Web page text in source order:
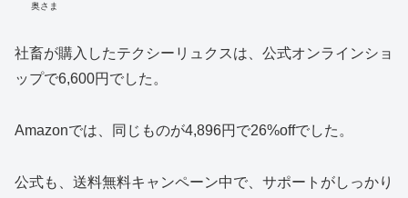
奥さま
社畜が購入したテクシーリュクスは、公式オンラインショ
ップで6,600円でした。
Amazonでは、同じものが4,896円で26%offでした。
公式も、送料無料キャンペーン中で、サポートがしっかり